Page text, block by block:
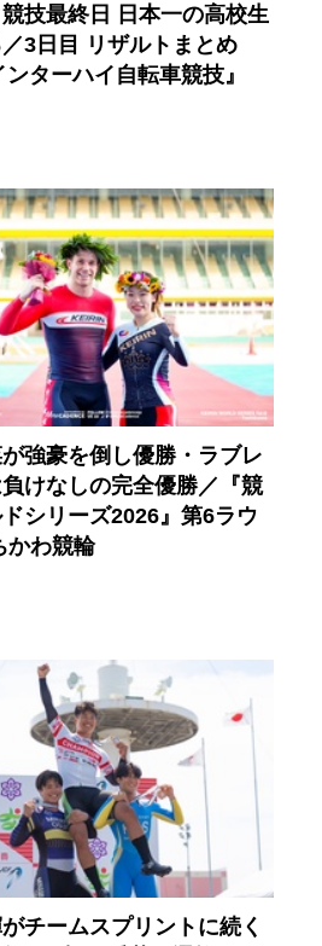
競技最終日 日本一の高校生
3日目 リザルトまとめ
ンターハイ自転車競技』
強豪を倒し優勝・ラブレ
けなしの完全優勝／『競
シリーズ2026』第6ラウ
かわ競輪
チームスプリントに続く